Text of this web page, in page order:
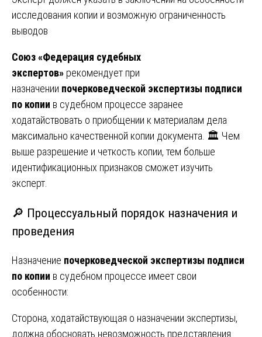
исследования копии и возможную ограниченность
выводов
Союз «Федерация судебных
экспертов» рекомендует при
назначении почерковедческой экспертизы подписи
по копии в судебном процессе заранее
ходатайствовать о приобщении к материалам дела
максимально качественной копии документа. 🏛️ Чем
выше разрешение и четкость копии, тем больше
идентификационных признаков сможет изучить
эксперт.
🔎 Процессуальный порядок назначения и
проведения
Назначение почерковедческой экспертизы подписи
по копии в судебном процессе имеет свои
особенности:
Сторона, ходатайствующая о назначении экспертизы,
должна обосновать невозможность представления